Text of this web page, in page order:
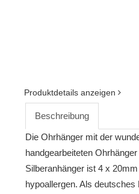
Produktdetails anzeigen
Beschreibung
Die Ohrhänger mit der
handgearbeiteten
Silberanhänger ist 4 x
hypoallergen. Als